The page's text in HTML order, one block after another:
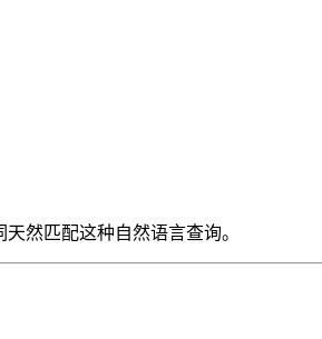
天然匹配这种自然语言查询。